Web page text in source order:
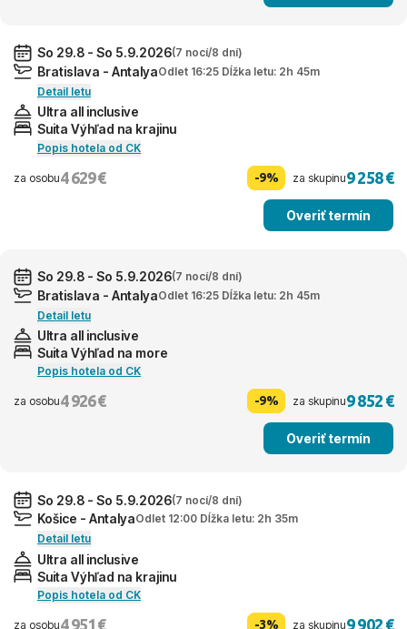
So 29.8 - So 5.9.2026(7 nocí/8 dní)
Bratislava - AntalyaOdlet 16:25 Dĺžka letu: 2h 45m
Detail letu
Ultra all inclusive
Suita Výhľad na krajinu
Popis hotela od CK
za osobu4 629 € -9% za skupinu9 258 €
Overiť termín
So 29.8 - So 5.9.2026(7 nocí/8 dní)
Bratislava - AntalyaOdlet 16:25 Dĺžka letu: 2h 45m
Detail letu
Ultra all inclusive
Suita Výhľad na more
Popis hotela od CK
za osobu4 926 € -9% za skupinu9 852 €
Overiť termín
So 29.8 - So 5.9.2026(7 nocí/8 dní)
Košice - AntalyaOdlet 12:00 Dĺžka letu: 2h 35m
Detail letu
Ultra all inclusive
Suita Výhľad na krajinu
Popis hotela od CK
za osobu4 951 € -3% za skupinu9 902 €